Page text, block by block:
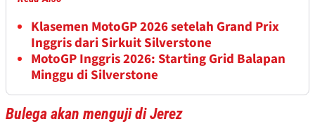
Klasemen MotoGP 2026 setelah Grand Prix
Inggris dari Sirkuit Silverstone
MotoGP Inggris 2026: Starting Grid Balapan
Minggu di Silverstone
Bulega akan menguji di Jerez